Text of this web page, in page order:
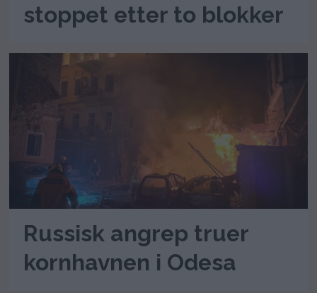
stoppet etter to blokker
Russisk angrep truer
kornhavnen i Odesa